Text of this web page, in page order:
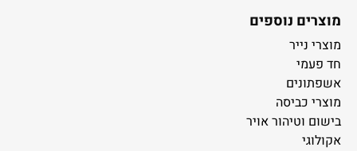
מוצרים נוספים
מוצרי נייר
חד פעמי
אשפתונים
מוצרי כביסה
בישום וטיהור אויר
אקולוגי